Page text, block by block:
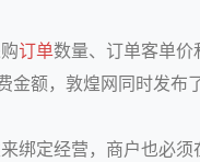
订单数量、订单客单
金额，敦煌网同时发布
绑定经营，商户也必